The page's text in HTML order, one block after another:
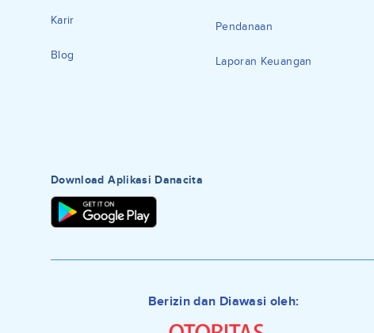
Karir
Blog
Pendanaan
Laporan Keuangan
Download Aplikasi Danacita
Berizin dan Diawasi oleh: